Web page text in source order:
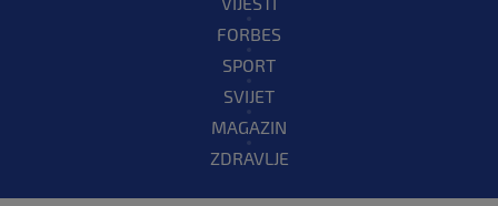
FORBES
SPORT
SVIJET
MAGAZIN
ZDRAVLJE